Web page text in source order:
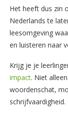
Het heeft dus zin
Nederlands te
leesomgeving
en luisteren naar
Krijg je je
impact. Niet
woordenschat,